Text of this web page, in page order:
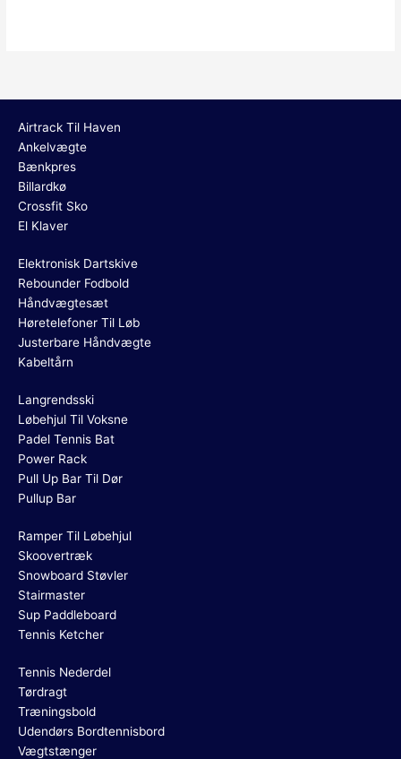
Airtrack Til Haven
Ankelvægte
Bænkpres
Billardkø
Crossfit Sko
El Klaver
Elektronisk Dartskive
Rebounder Fodbold
Håndvægtesæt
Høretelefoner Til Løb
Justerbare Håndvægte
Kabeltårn
Langrendsski
Løbehjul Til Voksne
Padel Tennis Bat
Power Rack
Pull Up Bar Til Dør
Pullup Bar
Ramper Til Løbehjul
Skoovertræk
Snowboard Støvler
Stairmaster
Sup Paddleboard
Tennis Ketcher
Tennis Nederdel
Tørdragt
Træningsbold
Udendørs Bordtennisbord
Vægtstænger